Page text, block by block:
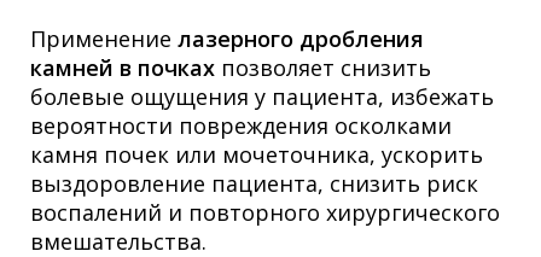
Применение лазерного дробления
камней в почках позволяет снизить
болевые ощущения у пациента, избежать
вероятности повреждения осколками
камня почек или мочеточника, ускорить
выздоровление пациента, снизить риск
воспалений и повторного хирургического
вмешательства.